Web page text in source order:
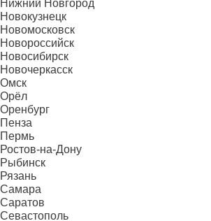
Нижний Новгород
Новокузнецк
Новомосковск
Новороссийск
Новосибирск
Новочеркасск
Омск
Орёл
Оренбург
Пенза
Пермь
Ростов-на-Дону
Рыбинск
Рязань
Самара
Саратов
Севастополь